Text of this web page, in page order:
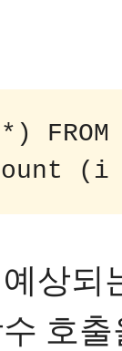
(*)
count
상되
호